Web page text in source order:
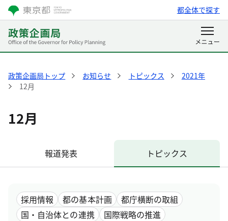
都全体で探す
政策企画局トップ お知らせ トピックス
2021年
12月
12月
報道発表 トピックス
採用情報 都の基本計画
都庁横断の取組
国・自治体との連携
国際戦略の推進